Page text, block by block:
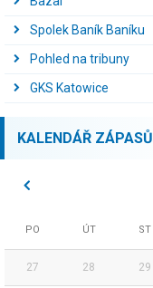
Spolek Baník Baníku
Pohled na tribuny
GKS Katowice
KALENDÁŘ ZÁPASŮ
PO ÚT ST
27 28 29